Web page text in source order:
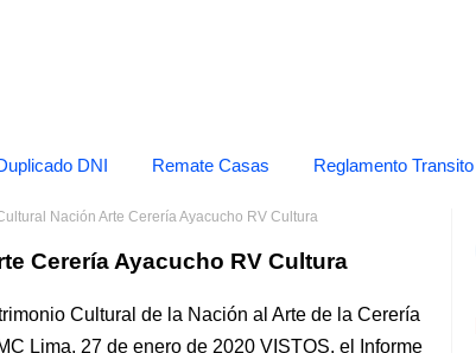
DNI Remate Casas Reglamento Transito
Nación Arte Cerería Ayacucho RV Cultura
Cerería Ayacucho RV Cultura
Cultural de la Nación al Arte de la Cerería
Lima, 27 de enero de 2020 VISTOS, el Informe